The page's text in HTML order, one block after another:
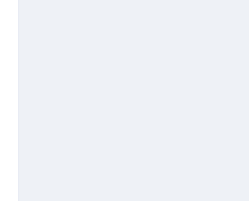
իր զարգացումն
17-րդ դարի